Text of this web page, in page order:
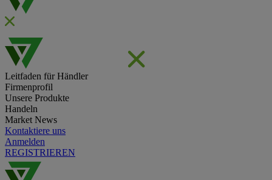
Leitfaden für Händler
Firmenprofil
Unsere Produkte
Handeln
Market News
Kontaktiere uns
Anmelden
REGISTRIEREN